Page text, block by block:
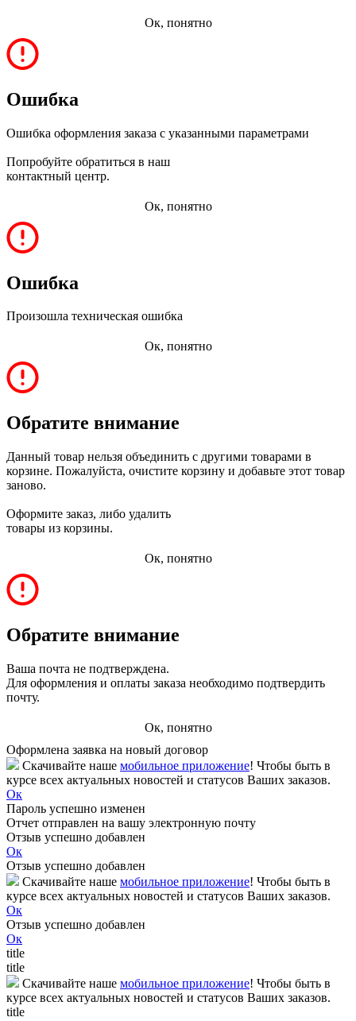
Ок, понятно
Ошибка
Ошибка оформления заказа с указанными параметрами
Попробуйте обратиться в наш
контактный центр.
Ок, понятно
Ошибка
Произошла техническая ошибка
Ок, понятно
Обратите внимание
Данный товар нельзя объединить с другими товарами в
корзине. Пожалуйста, очистите корзину и добавьте этот товар
заново.
Оформите заказ, либо удалить
товары из корзины.
Ок, понятно
Обратите внимание
Ваша почта не подтверждена.
Для оформления и оплаты заказа необходимо подтвердить
почту.
Ок, понятно
Оформлена заявка на новый договор
Скачивайте наше мобильное приложение! Чтобы быть в
курсе всех актуальных новостей и статусов Ваших заказов.
Ок
Пароль успешно изменен
Отчет отправлен на вашу электронную почту
Отзыв успешно добавлен
Ок
Отзыв успешно добавлен
Скачивайте наше мобильное приложение! Чтобы быть в
курсе всех актуальных новостей и статусов Ваших заказов.
Ок
Отзыв успешно добавлен
Ок
title
title
Скачивайте наше мобильное приложение! Чтобы быть в
курсе всех актуальных новостей и статусов Ваших заказов.
title